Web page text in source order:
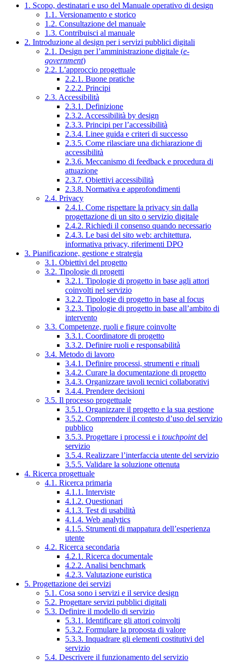
1. Scopo, destinatari e uso del Manuale operativo di design
1.1. Versionamento e storico
1.2. Consultazione del manuale
1.3. Contribuisci al manuale
2. Introduzione al design per i servizi pubblici digitali
2.1. Design per l’amministrazione digitale (e-
government)
2.2. L’approccio progettuale
2.2.1. Buone pratiche
2.2.2. Principi
2.3. Accessibilità
2.3.1. Definizione
2.3.2. Accessibilità by design
2.3.3. Principi per l’accessibilità
2.3.4. Linee guida e criteri di successo
2.3.5. Come rilasciare una dichiarazione di
accessibilità
2.3.6. Meccanismo di feedback e procedura di
attuazione
2.3.7. Obiettivi accessibilità
2.3.8. Normativa e approfondimenti
2.4. Privacy
2.4.1. Come rispettare la privacy sin dalla
progettazione di un sito o servizio digitale
2.4.2. Richiedi il consenso quando necessario
2.4.3. Le basi del sito web: architettura,
informativa privacy, riferimenti DPO
3. Pianificazione, gestione e strategia
3.1. Obiettivi del progetto
3.2. Tipologie di progetti
3.2.1. Tipologie di progetto in base agli attori
coinvolti nel servizio
3.2.2. Tipologie di progetto in base al focus
3.2.3. Tipologie di progetto in base all’ambito di
intervento
3.3. Competenze, ruoli e figure coinvolte
3.3.1. Coordinatore di progetto
3.3.2. Definire ruoli e responsabilità
3.4. Metodo di lavoro
3.4.1. Definire processi, strumenti e rituali
3.4.2. Curare la documentazione di progetto
3.4.3. Organizzare tavoli tecnici collaborativi
3.4.4. Prendere decisioni
3.5. Il processo progettuale
3.5.1. Organizzare il progetto e la sua gestione
3.5.2. Comprendere il contesto d’uso del servizio
pubblico
3.5.3. Progettare i processi e i touchpointdel
servizio
3.5.4. Realizzare l’interfaccia utente del servizio
3.5.5. Validare la soluzione ottenuta
4. Ricerca progettuale
4.1. Ricerca primaria
4.1.1. Interviste
4.1.2. Questionari
4.1.3. Test di usabilità
4.1.4. Web analytics
4.1.5. Strumenti di mappatura dell’esperienza
utente
4.2. Ricerca secondaria
4.2.1. Ricerca documentale
4.2.2. Analisi benchmark
4.2.3. Valutazione euristica
5. Progettazione dei servizi
5.1. Cosa sono i servizi e il service design
5.2. Progettare servizi pubblici digitali
5.3. Definire il modello di servizio
5.3.1. Identificare gli attori coinvolti
5.3.2. Formulare la proposta di valore
5.3.3. Inquadrare gli elementi costitutivi del
servizio
5.4. Descrivere il funzionamento del servizio